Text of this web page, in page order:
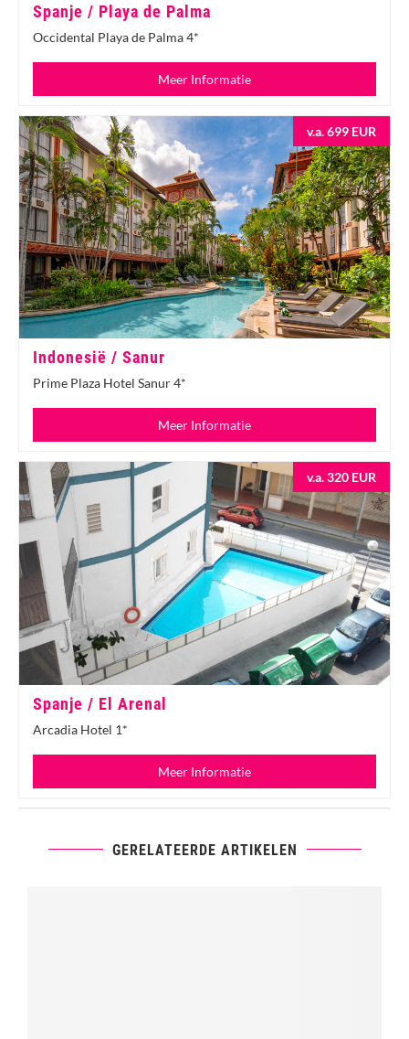
Spanje / Playa de Palma
Occidental Playa de Palma 4*
Meer Informatie
v.a. 699 EUR
Indonesië / Sanur
Prime Plaza Hotel Sanur 4*
Meer Informatie
v.a. 320 EUR
Spanje / El Arenal
Arcadia Hotel 1*
Meer Informatie
GERELATEERDE ARTIKELEN